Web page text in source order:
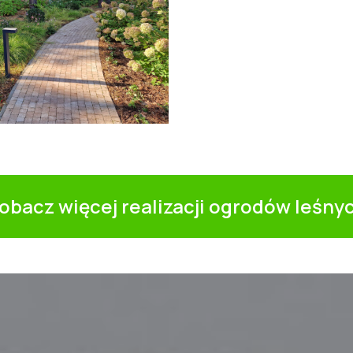
więcej realizacji ogrodów